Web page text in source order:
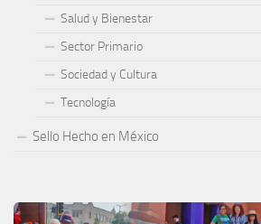
Salud y Bienestar
Sector Primario
Sociedad y Cultura
Tecnología
Sello Hecho en México